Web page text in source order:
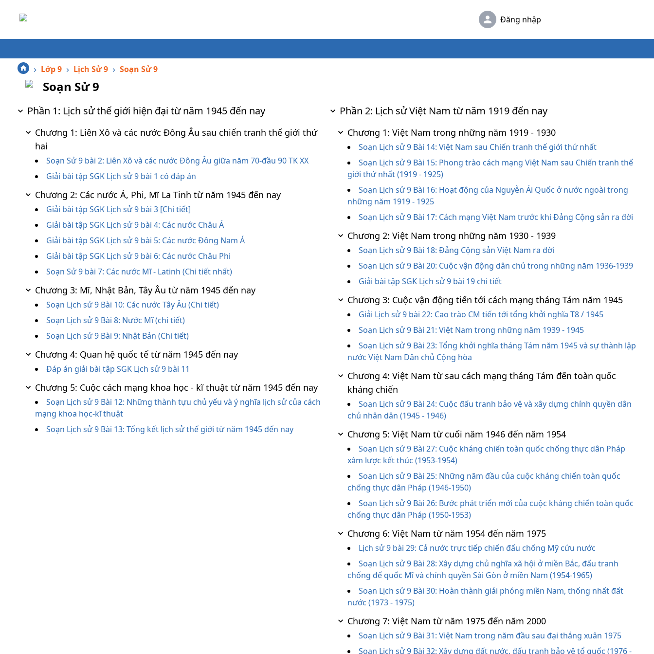
Đăng nhập
Lớp 9 Lịch Sử 9 Soạn Sử 9
Soạn Sử 9
Phần 1: Lịch sử thế giới hiện đại từ năm 1945 đến nay
Chương 1: Liên Xô và các nước Đông Âu sau chiến tranh thế giới thứ
hai
Soạn Sử 9 bài 2: Liên Xô và các nước Đông Âu giữa năm 70-đầu 90 TK XX
Giải bài tập SGK Lịch sử 9 bài 1 có đáp án
Chương 2: Các nước Á, Phi, Mĩ La Tinh từ năm 1945 đến nay
Giải bài tập SGK Lịch sử 9 bài 3 [Chi tiết]
Giải bài tập SGK Lịch sử 9 bài 4: Các nước Châu Á
Giải bài tập SGK Lịch sử 9 bài 5: Các nước Đông Nam Á
Giải bài tập SGK Lịch sử 9 bài 6: Các nước Châu Phi
Soạn Sử 9 bài 7: Các nước Mĩ - Latinh (Chi tiết nhất)
Chương 3: Mĩ, Nhật Bản, Tây Âu từ năm 1945 đến nay
Soạn Lịch sử 9 Bài 10: Các nước Tây Âu (Chi tiết)
Soạn Lịch sử 9 Bài 8: Nước Mĩ (chi tiết)
Soạn Lịch sử 9 Bài 9: Nhật Bản (Chi tiết)
Chương 4: Quan hệ quốc tế từ năm 1945 đến nay
Đáp án giải bài tập SGK Lịch sử 9 bài 11
Chương 5: Cuộc cách mạng khoa học - kĩ thuật từ năm 1945 đến nay
Soạn Lịch sử 9 Bài 12: Những thành tựu chủ yếu và ý nghĩa lịch sử của cách
mạng khoa học-kĩ thuật
Soạn Lịch sử 9 Bài 13: Tổng kết lịch sử thế giới từ năm 1945 đến nay
Phần 2: Lịch sử Việt Nam từ năm 1919 đến nay
Chương 1: Việt Nam trong những năm 1919 - 1930
Soạn Lịch sử 9 Bài 14: Việt Nam sau Chiến tranh thế giới thứ nhất
Soạn Lịch sử 9 Bài 15: Phong trào cách mạng Việt Nam sau Chiến tranh thế
giới thứ nhất (1919 - 1925)
Soạn Lịch sử 9 Bài 16: Hoạt động của Nguyễn Ái Quốc ở nước ngoài trong
những năm 1919 - 1925
Soạn Lịch sử 9 Bài 17: Cách mạng Việt Nam trước khi Đảng Cộng sản ra đời
Chương 2: Việt Nam trong những năm 1930 - 1939
Soạn Lịch sử 9 Bài 18: Đảng Cộng sản Việt Nam ra đời
Soạn Lịch sử 9 Bài 20: Cuộc vận động dân chủ trong những năm 1936-1939
Giải bài tập SGK Lịch sử 9 bài 19 chi tiết
Chương 3: Cuộc vận động tiến tới cách mạng tháng Tám năm 1945
Giải Lịch sử 9 bài 22: Cao trào CM tiến tới tổng khởi nghĩa T8 / 1945
Soạn Lịch sử 9 Bài 21: Việt Nam trong những năm 1939 - 1945
Soạn Lịch sử 9 Bài 23: Tổng khởi nghĩa tháng Tám năm 1945 và sự thành lập
nước Việt Nam Dân chủ Cộng hòa
Chương 4: Việt Nam từ sau cách mạng tháng Tám đến toàn quốc
kháng chiến
Soạn Lịch sử 9 Bài 24: Cuộc đấu tranh bảo vệ và xây dựng chính quyền dân
chủ nhân dân (1945 - 1946)
Chương 5: Việt Nam từ cuối năm 1946 đến năm 1954
Soạn Lịch sử 9 Bài 27: Cuộc kháng chiến toàn quốc chống thực dân Pháp
xâm lược kết thúc (1953-1954)
Soạn Lịch sử 9 Bài 25: Những năm đầu của cuộc kháng chiến toàn quốc
chống thực dân Pháp (1946-1950)
Soạn Lịch sử 9 Bài 26: Bước phát triển mới của cuộc kháng chiến toàn quốc
chống thực dân Pháp (1950-1953)
Chương 6: Việt Nam từ năm 1954 đến năm 1975
Lịch sử 9 bài 29: Cả nước trực tiếp chiến đấu chống Mỹ cứu nước
Soạn Lịch sử 9 Bài 28: Xây dựng chủ nghĩa xã hội ở miền Bắc, đấu tranh
chống đế quốc Mĩ và chính quyền Sài Gòn ở miền Nam (1954-1965)
Soạn Lịch sử 9 Bài 30: Hoàn thành giải phóng miền Nam, thống nhất đất
nước (1973 - 1975)
Chương 7: Việt Nam từ năm 1975 đến năm 2000
Soạn Lịch sử 9 Bài 31: Việt Nam trong năm đầu sau đại thắng xuân 1975
Soạn Lịch sử 9 Bài 32: Xây dựng đất nước, đấu tranh bảo vệ tổ quốc (1976 -